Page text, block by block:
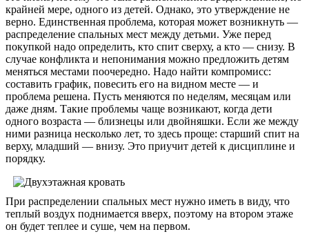
крайней мере, одного из детей. Однако, это утверждение не
верно. Единственная проблема, которая может возникнуть —
распределение спальных мест между детьми. Уже перед
покупкой надо определить, кто спит сверху, а кто — снизу. В
случае конфликта и непонимания можно предложить детям
меняться местами поочередно. Надо найти компромисс:
составить график, повесить его на видном месте — и
проблема решена. Пусть меняются по неделям, месяцам или
даже дням. Такие проблемы чаще возникают, когда дети
одного возраста — близнецы или двойняшки. Если же между
ними разница несколько лет, то здесь проще: старший спит на
верху, младший — внизу. Это приучит детей к дисциплине и
порядку.
При распределении спальных мест нужно иметь в виду, что
теплый воздух поднимается вверх, поэтому на втором этаже
он будет теплее и суше, чем на первом.